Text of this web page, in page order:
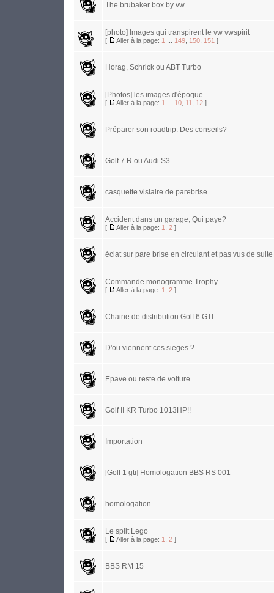
The brubaker box by vw
[photo] Images qui transpirent le vw vwspirit
[ Aller à la page: 1 149 150 151 ]
Horag, Schrick ou ABT Turbo
[Photos] les images d'époque
[ Aller à la page: 1 10 11 12 ]
Préparer son roadtrip. Des conseils?
Golf 7 R ou Audi S3
casquette visiaire de parebrise
Accident dans un garage, Qui paye?
[ Aller à la page: 1 2 ]
éclat sur pare brise en circulant et pas vus de suite
Commande monogramme Trophy
[ Aller à la page: 1 2 ]
Chaine de distribution Golf 6 GTI
D'ou viennent ces sieges ?
Epave ou reste de voiture
Golf II KR Turbo 1013HP!!
Importation
[Golf 1 gti] Homologation BBS RS 001
homologation
Le split Lego
[ Aller à la page: 1 2 ]
BBS RM 15